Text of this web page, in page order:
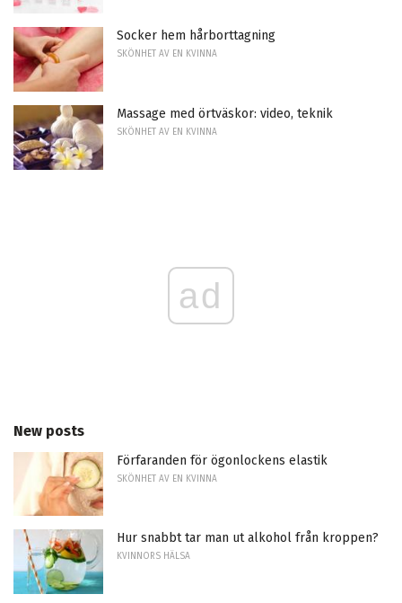
Socker hem hårborttagning
SKÖNHET AV EN KVINNA
Massage med örtväskor: video, teknik
SKÖNHET AV EN KVINNA
ad
New posts
Förfaranden för ögonlockens elastik
SKÖNHET AV EN KVINNA
Hur snabbt tar man ut alkohol från kroppen?
KVINNORS HÄLSA